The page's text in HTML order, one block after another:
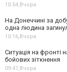
10:54,Вчора
На Донеччині за
одна людина
10:16,Вчора
Ситуація на фронті
бойових зіткнення
09:47,Вчора